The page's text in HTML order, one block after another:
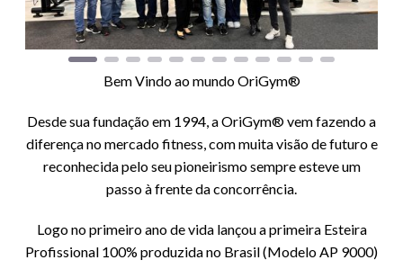
Bem Vindo ao mundo OriGym®
Desde sua fundação em 1994, a OriGym® vem fazendo a
diferença no mercado fitness, com muita visão de futuro e
reconhecida pelo seu pioneirismo sempre esteve um
passo à frente da concorrência.
Logo no primeiro ano de vida lançou a primeira Esteira
Profissional 100% produzida no Brasil (Modelo AP 9000)